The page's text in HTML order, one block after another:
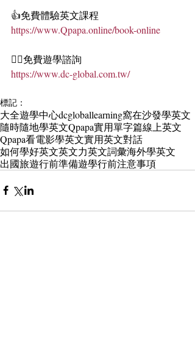
👍免費體驗英文課程
https://www.Qpapa.online/book-online
🏄‍♀️免費遊學諮詢
https://www.dc-global.com.tw/
標記：
大全遊學中心dcgloballearning窩在沙發學英文
隨時隨地學英文Qpapa實用單字篇線上英文
Qpapa看電影學英文實用英文對話
如何學好英文英文力英文詞彙海外學英文
出國旅遊行前準備遊學行前注意事項